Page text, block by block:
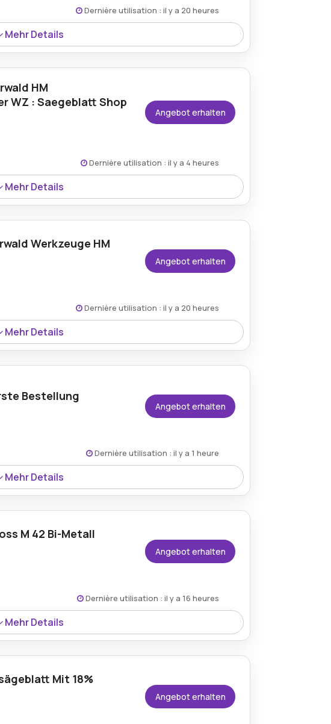
Dernière utilisation : il y a 20 heures
Mehr Details
von Saegeblatt-shop.de bietet Kunden reduzierte
saisonaler Verkaufsereignisse.
HM
WZ : Saegeblatt Shop
Angebot erhalten
Dernière utilisation : il y a 4 heures
Mehr Details
jetzt im Rahmen der aktuellen Rabattaktion im
Werkzeuge HM
Angebot erhalten
Dernière utilisation : il y a 20 heures
Mehr Details
reduzieren, wenn sie Bayerwald Werkzeuge HM
auswählen.
Bestellung
Angebot erhalten
Dernière utilisation : il y a 1 heure
Mehr Details
Einkauf, was neue Besucher dazu ermutigt,
entdecken.
M 42 Bi-Metall
Angebot erhalten
Dernière utilisation : il y a 16 heures
Mehr Details
jetzt mit einem 25% Preisnachlass für alle
Mit 18%
Angebot erhalten